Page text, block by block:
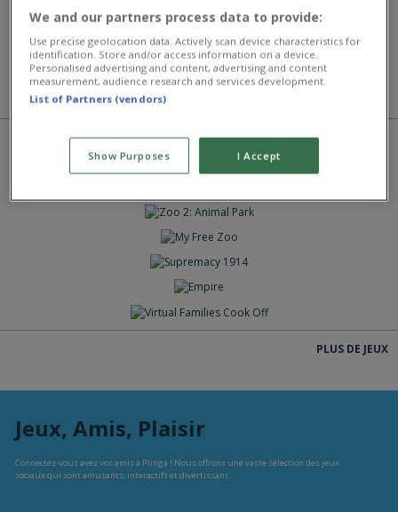
Jeux de gestion
PLUS DE JEUX
JOUE
PLUS DE JEUX
Jeux, Amis, Plaisir
Connectez-vous avez vos amis à Plinga ! Nous offrons une vaste sélection des jeux
sociaux qui sont amusants, interactifs et divertissant.
We and our partners process data to provide:
Use precise geolocation data. Actively scan device characteristics for
identification. Store and/or access information on a device.
Personalised advertising and content, advertising and content
measurement, audience research and services development.
List of Partners (vendors)
Show Purposes I Accept